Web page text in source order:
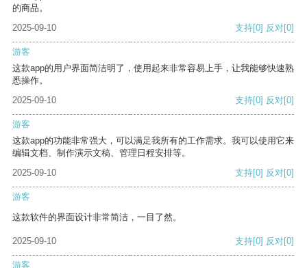
的商品。
2025-09-10
支持[0] 反对[0]
游客
这款app的用户界面简洁明了，使用起来非常容易上手，让我能够快速熟
悉操作。
2025-09-10
支持[0] 反对[0]
游客
这款app的功能非常强大，可以满足我所有的工作需求。我可以使用它来
编辑文档、制作演示文稿、管理日程安排等。
2025-09-10
支持[0] 反对[0]
游客
这款软件的界面设计非常简洁，一目了然。
2025-09-10 支持[0] 反对[0]
游客